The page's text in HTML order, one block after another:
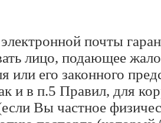
почты
лицо, подающее
или его законного
и в п.5 Правил, для
Вы частное